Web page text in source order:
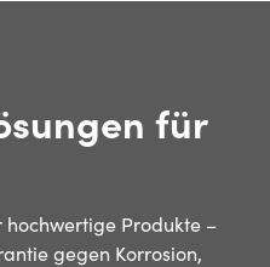
für
Produkte –
gegen Korrosion,